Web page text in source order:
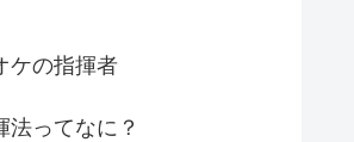
ケの指揮者
法ってなに？